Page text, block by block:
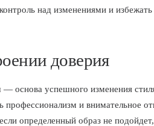
над изменениями и
доверия
основа успешного изменения
профессионализм и внимательное
определенный образ не